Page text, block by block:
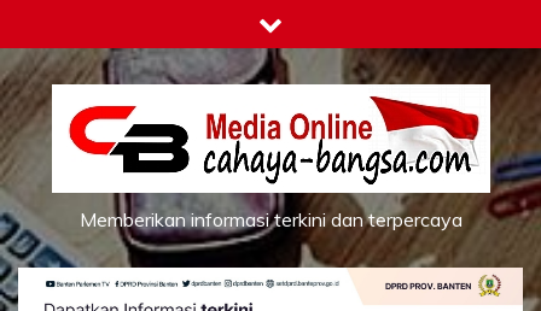
to
content
Memberikan informasi terkini dan terpercaya